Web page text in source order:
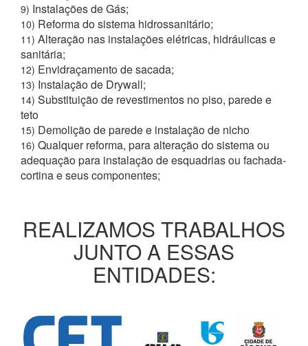
9) Instalações de Gás;
10) Reforma do sistema hidrossanitário;
11) Alteração nas instalações elétricas, hidráulicas e
sanitária;
12) Envidraçamento de sacada;
13) Instalação de Drywall;
14) Substituição de revestimentos no piso, parede e
teto
15) Demolição de parede e instalação de nicho
16) Qualquer reforma, para alteração do sistema ou
adequação para instalação de esquadrias ou fachada-
cortina e seus componentes;
REALIZAMOS TRABALHOS
JUNTO A ESSAS
ENTIDADES: